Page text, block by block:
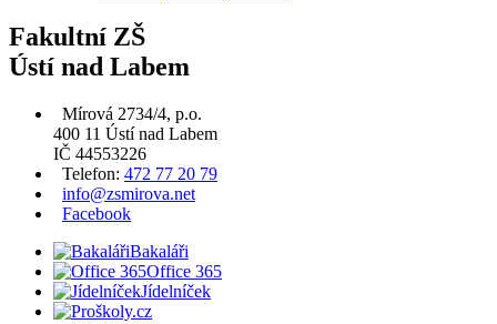
Fakultní ZŠ
Ústí nad Labem
Mírová 2734/4, p.o.
400 11 Ústí nad Labem
IČ 44553226
Telefon: 472 77 20 79
info@zsmirova.net
Facebook
Bakaláři
Office 365
Jídelníček